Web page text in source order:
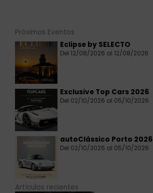
Próximos Eventos
Eclipse by SELECTO
Del 12/08/2026 al 12/08/2026
Exclusive Top Cars 2026
Del 02/10/2026 al 05/10/2026
autoClássico Porto 2026
Del 02/10/2026 al 05/10/2026
Artículos recientes